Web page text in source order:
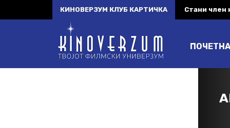
КИНОВЕРЗУМ КЛУБ КАРТИЧКА Стани член
ПОЧЕТНА